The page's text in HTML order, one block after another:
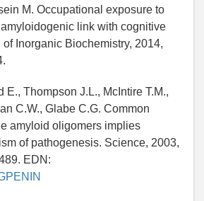
M. Occupational exposure to
link with cognitive
Inorganic Biochemistry, 2014,
E., Thompson J.L., McIntire T.M.,
C.W., Glabe C.G. Common
amyloid oligomers implies
of pathogenesis. Science, 2003,
EDN: